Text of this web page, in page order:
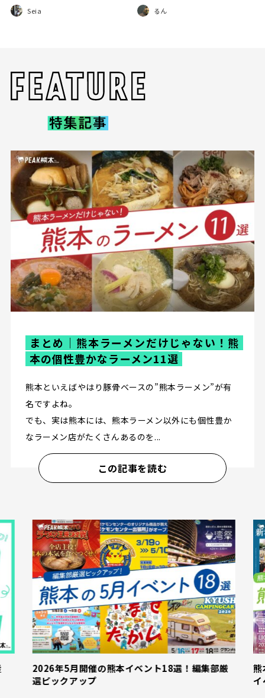
Seia るん
まとめ｜熊本ラーメンだけじゃない！熊
本の個性豊かなラーメン11選
熊本といえばやはり豚骨ベースの”熊本ラーメン”が有
名ですよね。
でも、実は熊本には、熊本ラーメン以外にも個性豊か
なラーメン店がたくさんあるのを...
この記事を読む
2026年5月開催の熊本イベント18選！編集部厳
選ピックアップ
熊
イ